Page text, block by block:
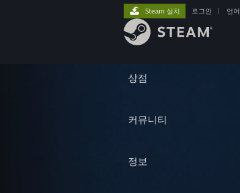
상점
커뮤니티
정보
Steam 설치 로그인 언어